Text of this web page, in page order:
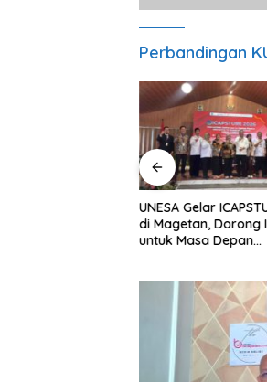
Perbandingan
UNESA Gelar
di Magetan, Dorong
untuk Masa Depan